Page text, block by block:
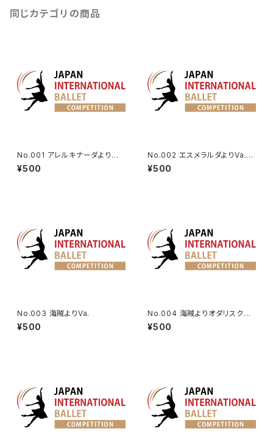
同じカテゴリの商品
No.001 アレルキナーダよりコ
ロンビーヌのVa. | Harlequina
de Variation
¥500
No.002 エスメラルダよりVa.(タ
ンバリン)
¥500
No.003 海賊よりVa.
¥500
No.004 海賊よりオダリスクの
第2Va.
¥500